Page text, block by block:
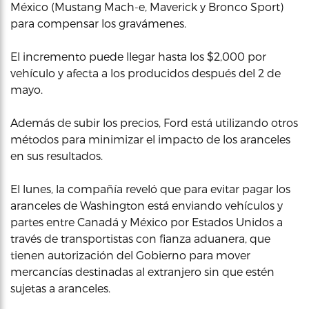
México (Mustang Mach-e, Maverick y Bronco Sport)
para compensar los gravámenes.
El incremento puede llegar hasta los $2,000 por
vehículo y afecta a los producidos después del 2 de
mayo.
Además de subir los precios, Ford está utilizando otros
métodos para minimizar el impacto de los aranceles
en sus resultados.
El lunes, la compañía reveló que para evitar pagar los
aranceles de Washington está enviando vehículos y
partes entre Canadá y México por Estados Unidos a
través de transportistas con fianza aduanera, que
tienen autorización del Gobierno para mover
mercancías destinadas al extranjero sin que estén
sujetas a aranceles.